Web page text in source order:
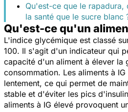
Qu'est-ce que le rapadura,
la santé que le sucre blanc
Qu'est-ce qu'un
L'indice glycémique est classé
100. Il s'agit d'un indicateur qui
capacité d'un aliment à élever la
consommation. Les aliments à
lentement, ce qui permet de
stable et d'éviter les pics
aliments à IG élevé provoquent